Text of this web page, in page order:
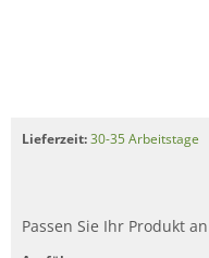
Lieferzeit:30-35 Arbeitstage
Passen Sie Ihr Produkt an